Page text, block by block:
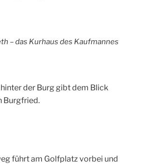
– das Kurhaus des Kaufmannes
hinter der Burg gibt dem Blick
Burgfried.
führt am Golfplatz vorbei und